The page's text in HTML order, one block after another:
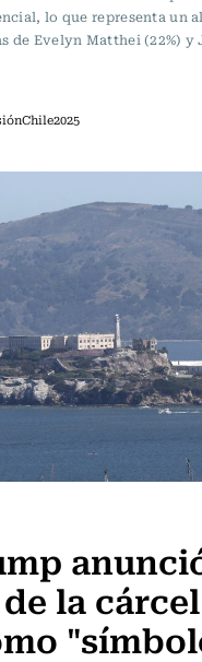
lo que representa un
de Evelyn Matthei (22%) y
la